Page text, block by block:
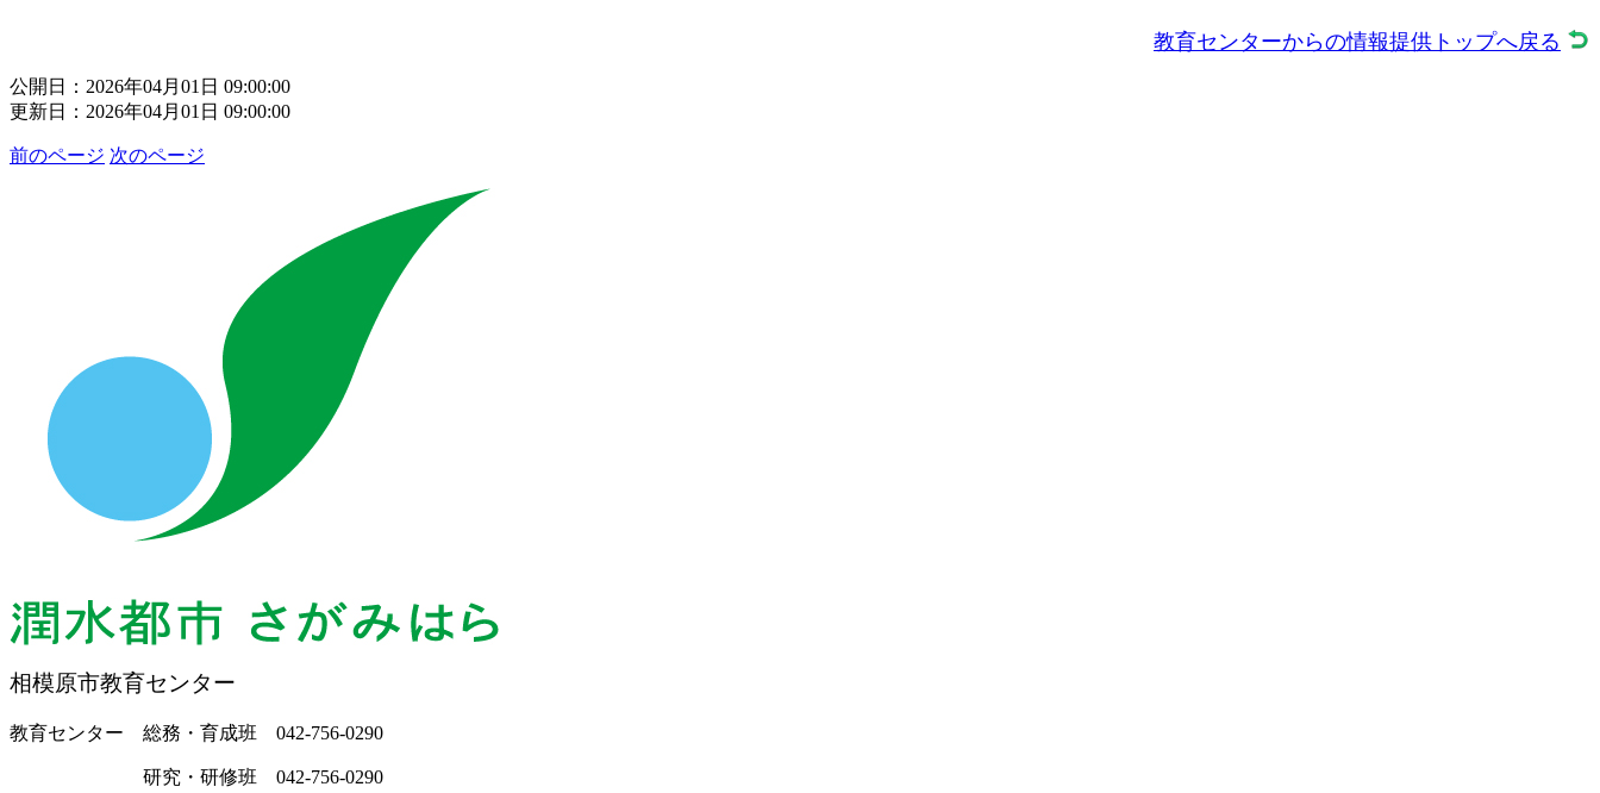
教育センターからの情報提供トップへ戻る
公開日：2026年04月01日 09:00:00
更新日：2026年04月01日 09:00:00
前のページ 次のページ
相模原市教育センター
教育センター 総務・育成班 042-756-0290
研究・研修班 042-756-0290